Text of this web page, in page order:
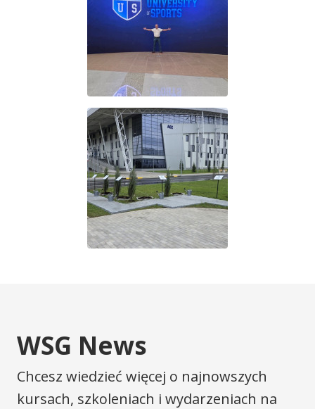
WSG News
Chcesz wiedzieć więcej o najnowszych
kursach, szkoleniach i wydarzeniach na